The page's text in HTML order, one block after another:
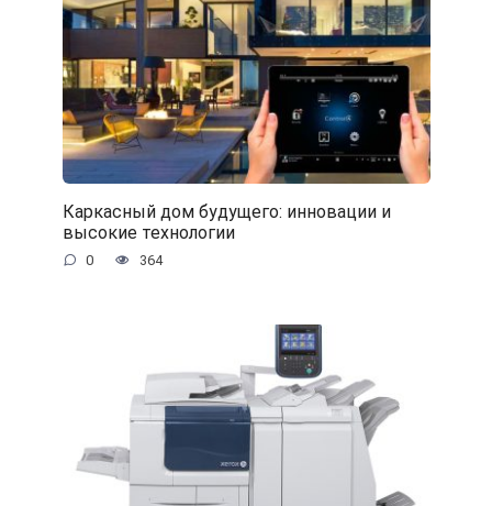
Каркасный дом будущего: инновации и
высокие технологии
0 364